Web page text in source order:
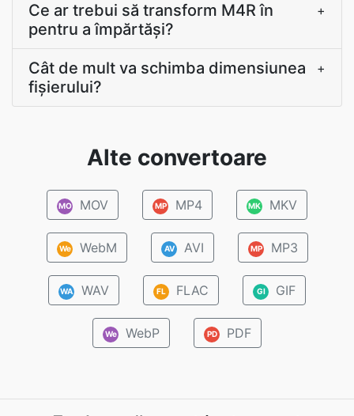
Ce ar trebui să transform M4R în
pentru a împărtăși?
+
Cât de mult va schimba dimensiunea
fișierului?
+
Alte convertoare
MO MOV MP MP4 MK MKV
We WebM AV AVI MP MP3
WA WAV FL FLAC GI GIF
We WebP PD PDF